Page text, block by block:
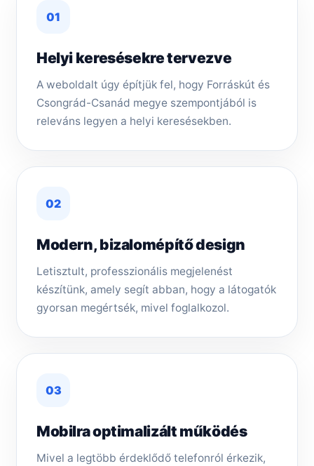
01
Helyi keresésekre tervezve
A weboldalt úgy építjük fel, hogy Forráskút és
Csongrád-Csanád megye szempontjából is
releváns legyen a helyi keresésekben.
02
Modern, bizalomépítő design
Letisztult, professzionális megjelenést
készítünk, amely segít abban, hogy a látogatók
gyorsan megértsék, mivel foglalkozol.
03
Mobilra optimalizált működés
Mivel a legtöbb érdeklődő telefonról érkezik,